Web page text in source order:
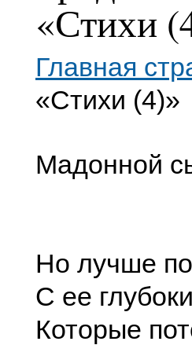
«Стихи
Главная
«Стихи (4)»
Мадонной
Но лучше
С ее
Которые